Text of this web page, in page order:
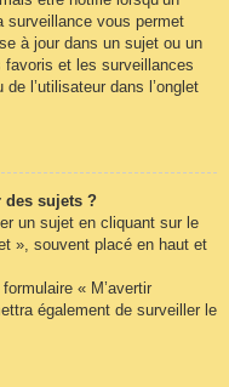
surveillance vous permet
à jour dans un sujet ou un
et les surveillances
l’utilisateur dans l’onglet
des sujets ?
un sujet en cliquant sur le
», souvent placé en haut et
« M’avertir
également de surveiller le